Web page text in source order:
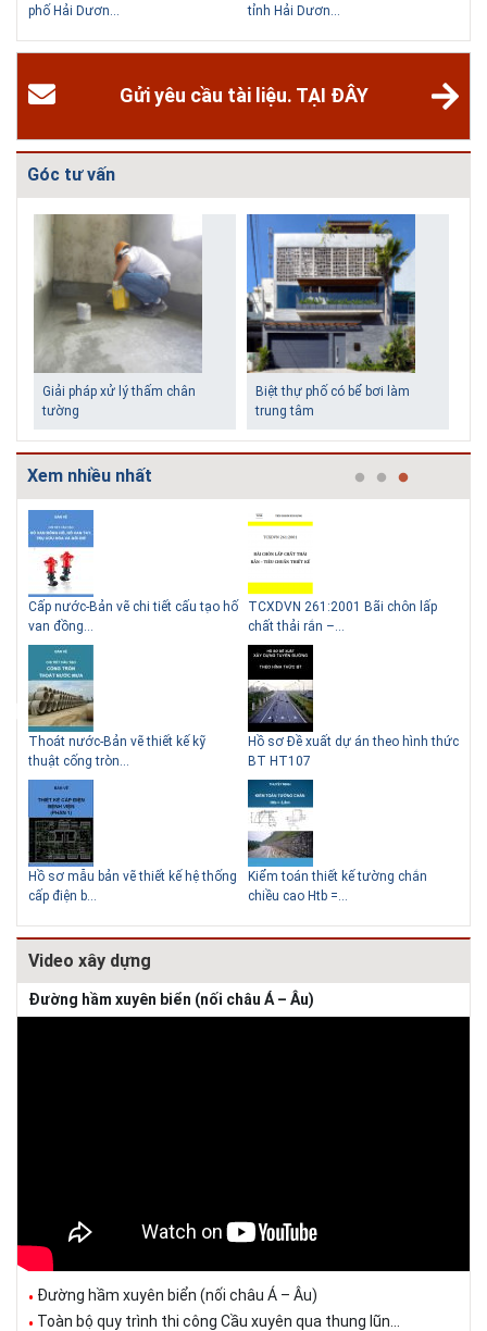
phố Hải Dươn...
tỉnh Hải Dươn...
Gửi yêu cầu tài liệu. TẠI ĐÂY
Góc tư vấn
Giải pháp xử lý thấm chân
tường
Biệt thự phố có bể bơi làm
trung tâm
Những ngôi nhà một tầng ít
tiền vẫn đẹp
Lý do nên sử dụng gạch block
Thiết kế nhà siêu nhỏ độc đáo
Xem nhiều nhất
Cấp nước-Bản vẽ chi tiết cấu tạo hố
van đồng...
Thoát nước-Bản vẽ thiết kế kỹ
thuật cống tròn...
Hồ sơ mẫu bản vẽ thiết kế hệ thống
cấp điện b...
TCXDVN 261:2001 Bãi chôn lấp
chất thải rắn –...
Hồ sơ Đề xuất dự án theo hình thức
BT HT107
Kiểm toán thiết kế tường chắn
chiều cao Htb =...
Video xây dựng
Đường hầm xuyên biển (nối châu Á – Âu)
Đường hầm xuyên biển (nối châu Á – Âu)
Toàn bộ quy trình thi công Cầu xuyên qua thung lũn...